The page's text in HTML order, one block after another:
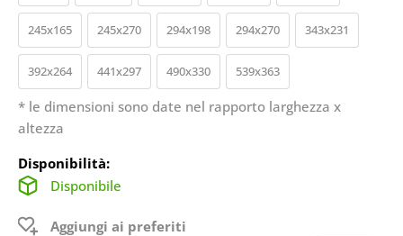
245x165 245x270 294x198 294x270 343x231
392x264 441x297 490x330 539x363
* le dimensioni sono date nel rapporto larghezza x
altezza
Disponibilità:
Disponibile
Aggiungi ai preferiti